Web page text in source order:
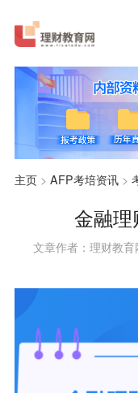
主页> AFP考培资讯>
金融
文章作者：理财教育